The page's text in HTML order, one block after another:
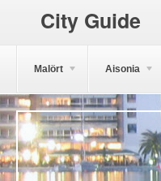
City Guide
Malört Aisonia